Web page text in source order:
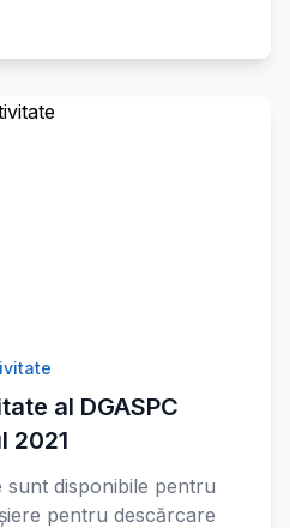
al DGASPC
2021
sunt disponibile pentru
pentru descărcare